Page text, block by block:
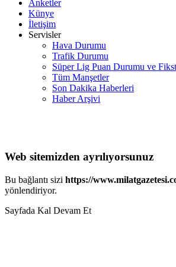
Anketler
Künye
İletişim
Servisler
Hava Durumu
Trafik Durumu
Süper Lig Puan Durumu ve
Tüm Manşetler
Son Dakika Haberleri
Haber Arşivi
Web sitemizden ayrılıyorsunuz
Bu bağlantı sizi https://
yönlendiriyor.
Sayfada Kal Devam Et